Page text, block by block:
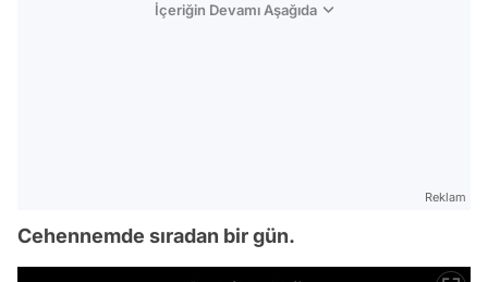
İçeriğin Devamı Aşağıda
Reklam
Cehennemde sıradan bir gün.